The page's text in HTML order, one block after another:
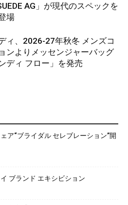
AG」が現代のスペックを
場
ィ、2026-27年秋冬 メンズコ
ンよりメッセンジャーバッグ
ディ フロー」を発売
ア“ブライダル セレブレーション”開
ブランド エキシビション